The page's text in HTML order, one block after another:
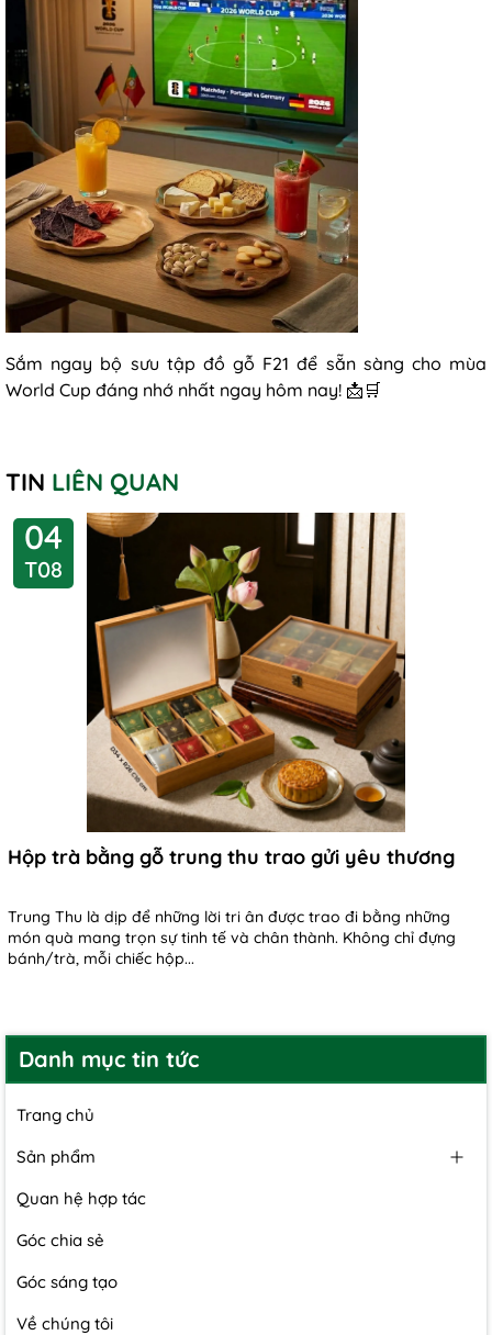
Sắm ngay bộ sưu tập đồ gỗ F21 để sẵn sàng cho mùa
World Cup đáng nhớ nhất ngay hôm nay! 📩🛒
TIN LIÊN QUAN
04
T08
Hộp trà bằng gỗ trung thu trao gửi yêu thương
Trung Thu là dịp để những lời tri ân được trao đi bằng những
món quà mang trọn sự tinh tế và chân thành. Không chỉ đựng
bánh/trà, mỗi chiếc hộp...
Danh mục tin tức
Trang chủ
Sản phẩm
Quan hệ hợp tác
Góc chia sẻ
Góc sáng tạo
Về chúng tôi